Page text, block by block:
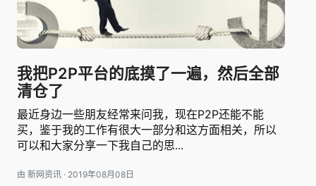
我把P2P平台的底摸了一遍，然后全部
清仓了
最近身边一些朋友经常来问我，现在P2P还能不能
买，鉴于我的工作有很大一部分和这方面相关，所以
可以和大家分享一下我自己的思...
由 新网资讯 · 2019年08月08日